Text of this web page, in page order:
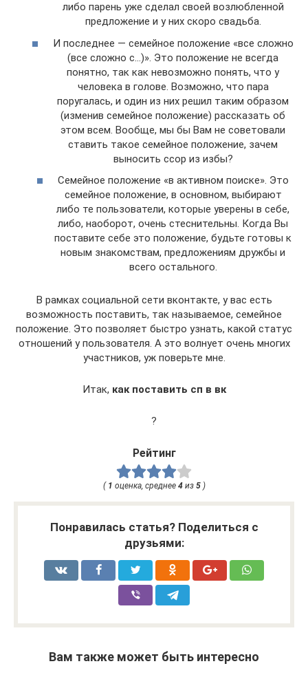
либо парень уже сделал своей возлюбленной
предложение и у них скоро свадьба.
И последнее — семейное положение «все сложно
(все сложно с…)». Это положение не всегда
понятно, так как невозможно понять, что у
человека в голове. Возможно, что пара
поругалась, и один из них решил таким образом
(изменив семейное положение) рассказать об
этом всем. Вообще, мы бы Вам не советовали
ставить такое семейное положение, зачем
выносить ссор из избы?
Семейное положение «в активном поиске». Это
семейное положение, в основном, выбирают
либо те пользователи, которые уверены в себе,
либо, наоборот, очень стеснительны. Когда Вы
поставите себе это положение, будьте готовы к
новым знакомствам, предложениям дружбы и
всего остального.
В рамках социальной сети вконтакте, у вас есть
возможность поставить, так называемое, семейное
положение. Это позволяет быстро узнать, какой статус
отношений у пользователя. А это волнует очень многих
участников, уж поверьте мне.
Итак, как поставить сп в вк
?
Рейтинг
( 1 оценка, среднее 4из 5)
Понравилась статья? Поделиться с
друзьями:
Вам также может быть интересно